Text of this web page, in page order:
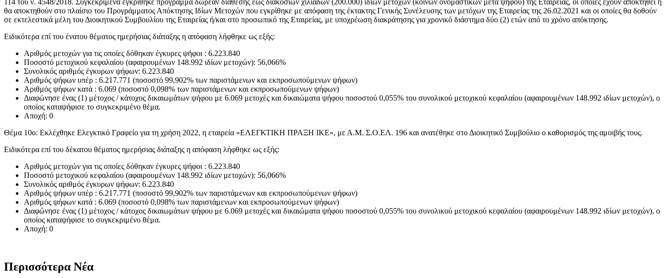
θα αποκτηθούν στο πλαίσιο του Προγράμματος Απόκτησης Ιδίων Μετοχών που εγκρίθηκε με απόφαση της έκτακτης Γενικής Συνέλευσης των μετόχων της Εταιρείας της 26.02.2021 και οι οποίες θα δοθούν
σε εκτελεστικά μέλη του Διοικητικού Συμβουλίου της Εταιρείας ή/και στο προσωπικό της Εταιρείας, με υποχρέωση διακράτησης για χρονικό διάστημα δύο (2) ετών από το χρόνο απόκτησης.
Ειδικότερα επί του ένατου θέματος ημερήσιας διάταξης η απόφαση λήφθηκε ως εξής:
Αριθμός μετοχών για τις οποίες δόθηκαν έγκυρες ψήφοι : 6.223.840
Ποσοστό μετοχικού κεφαλαίου (αφαιρουμένων 148.992 ιδίων μετοχών): 56,066%
Συνολικός αριθμός έγκυρων ψήφων: 6.223.840
Αριθμός ψήφων υπέρ : 6.217.771 (ποσοστό 99,902% των παριστάμενων και εκπροσωπούμενων ψήφων)
Αριθμός ψήφων κατά : 6.069 (ποσοστό 0,098% των παριστάμενων και εκπροσωπούμενων ψήφων)
Διαφώνησε ένας (1) μέτοχος / κάτοχος δικαιωμάτων ψήφου με 6.069 μετοχές και δικαιώματα ψήφου ποσοστού 0,055% του συνολικού μετοχικού κεφαλαίου (αφαιρουμένων 148.992 ιδίων μετοχών), ο
οποίος καταψήφισε το συγκεκριμένο θέμα.
Αποχή: 0
Θέμα 10ο: Εκλέχθηκε Ελεγκτικό Γραφείο για τη χρήση 2022, η εταιρεία «ΕΛΕΓΚΤΙΚΗ ΠΡΑΞΗ ΙΚΕ», με Α.Μ. Σ.Ο.ΕΛ. 196 και ανατέθηκε στο Διοικητικό Συμβούλιο ο καθορισμός της αμοιβής τους.
Ειδικότερα επί του δέκατου θέματος ημερήσιας διάταξης η απόφαση λήφθηκε ως εξής:
Αριθμός μετοχών για τις οποίες δόθηκαν έγκυρες ψήφοι : 6.223.840
Ποσοστό μετοχικού κεφαλαίου (αφαιρουμένων 148.992 ιδίων μετοχών): 56,066%
Συνολικός αριθμός έγκυρων ψήφων: 6.223.840
Αριθμός ψήφων υπέρ : 6.217.771 (ποσοστό 99,902% των παριστάμενων και εκπροσωπούμενων ψήφων)
Αριθμός ψήφων κατά : 6.069 (ποσοστό 0,098% των παριστάμενων και εκπροσωπούμενων ψήφων)
Διαφώνησε ένας (1) μέτοχος / κάτοχος δικαιωμάτων ψήφου με 6.069 μετοχές και δικαιώματα ψήφου ποσοστού 0,055% του συνολικού μετοχικού κεφαλαίου (αφαιρουμένων 148.992 ιδίων μετοχών), ο
οποίος καταψήφισε το συγκεκριμένο θέμα.
Αποχή: 0
Περισσότερα Νέα